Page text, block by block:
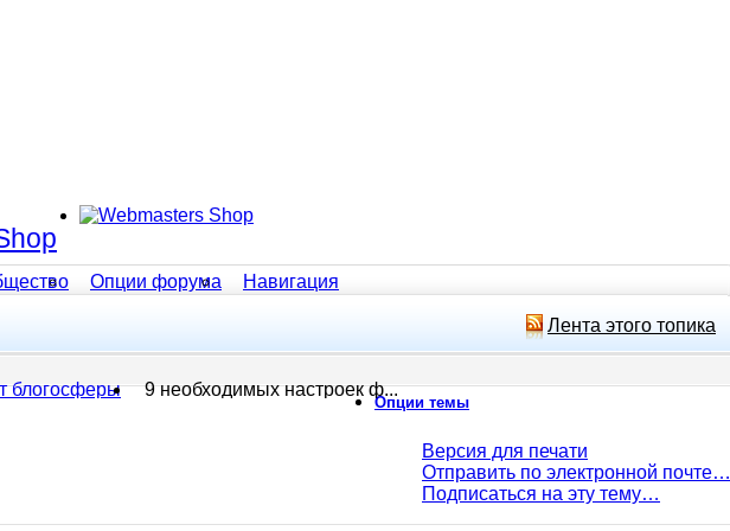
Опции форума Навигация
блогосферы 9 необходимых настроек ф...
Лента этого топика
Опции темы
Версия для печати
Отправить по электронной почте…
Подписаться на эту тему…